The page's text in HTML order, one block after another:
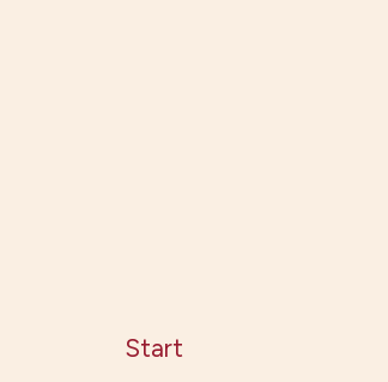
Start